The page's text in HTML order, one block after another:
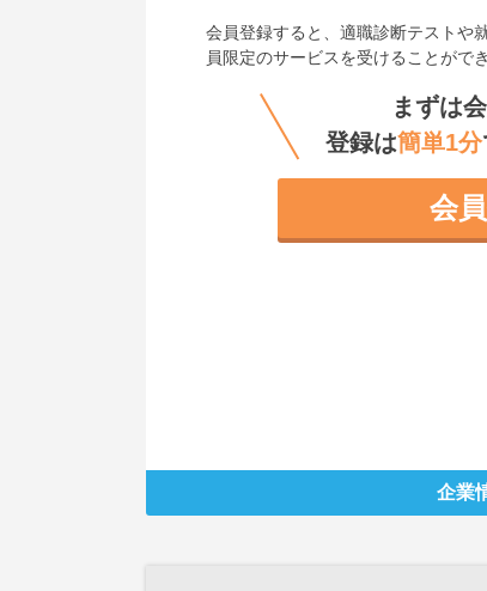
会員登録すると、 適職診断テストや
員限定のサービスを受けることができ
まずは
登録は簡単1分
会
企業